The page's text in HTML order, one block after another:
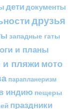
детидокументы
друзья
западные гаты
и планы
пляжимото
парапланеризм
индию пещеры
праздники